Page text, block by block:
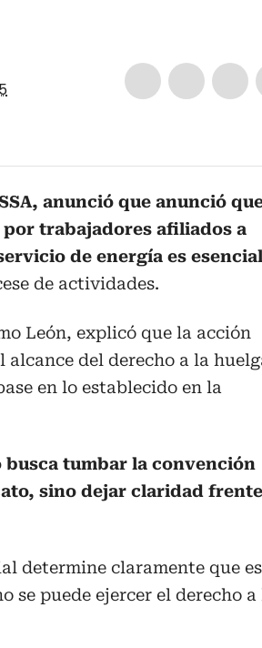
anunció que anunció
trabajadores afiliados a
de energía es
de actividades.
León, explicó que la acción
del derecho a la
en lo establecido en la
busca tumbar la convención
sino dejar claridad
determine claramente que
se puede ejercer el derecho a